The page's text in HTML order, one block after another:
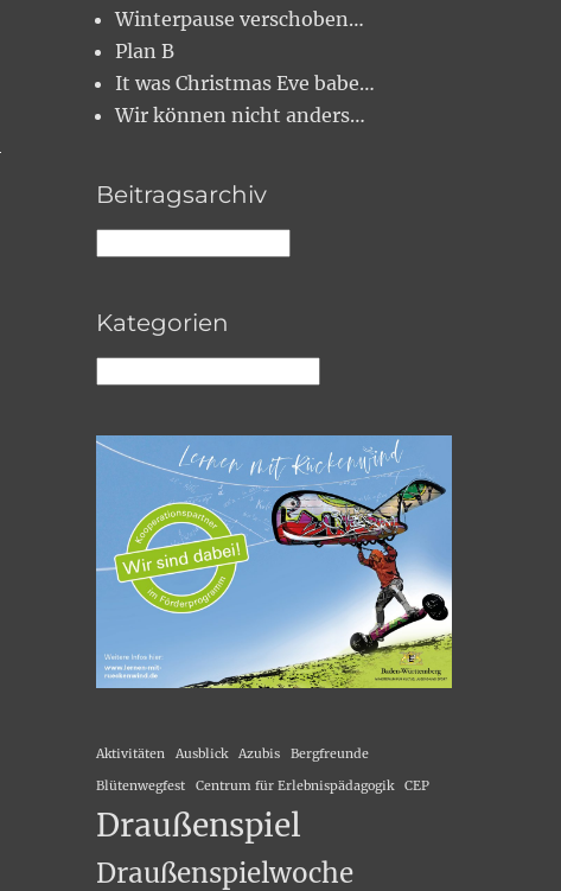
Winterpause verschoben…
Plan B
It was Christmas Eve babe…
Wir können nicht anders…
Beitragsarchiv
Kategorien
Aktivitäten Ausblick Azubis Bergfreunde
Blütenwegfest Centrum für Erlebnispädagogik CEP
Draußenspiel
Draußenspielwoche